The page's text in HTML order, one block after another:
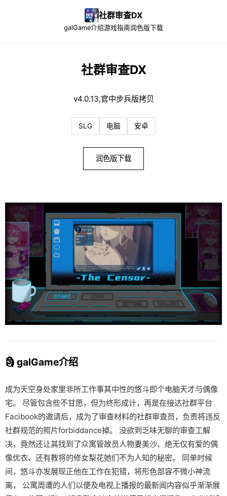
社群审查DX
galGame介绍游戏指南润色版下载
社群审查DX
v4.0.13,官中步兵版拷贝
SLG 电脑 安卓
润色版下载
🗿 galGame介绍
成为天空身处家里非所工作事其中性的悠斗即个电脑天才与偶像
宅。 尽管包含些不甘愿，但为终形成计，再是在接达社群平台
Facibook的邀请后，成为了审查材料的社群审查员，负责将违反
社群规范的照片forbiddance掉。 没欲到乏味无聊的审查工解
决，竟然还让其找到了众寓管故员人物妻美沙、绝无仅有爱的偶
像优衣、还有教将的修女梨花她们不为人知的秘密。 同单时候
间，悠斗亦发展现正他在工作在犯错，将形色部容不微小神流
离， 公寓周遭的人们以便及电视上播报的最新闻内容似乎渐渐展